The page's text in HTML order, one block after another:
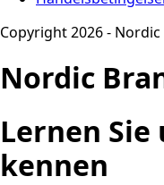
Copyright 2026 -
Nordic
Lernen Sie
kennen